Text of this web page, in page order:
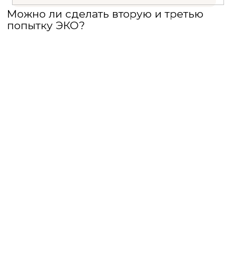
Можно ли сделать вторую и третью
попытку ЭКО?